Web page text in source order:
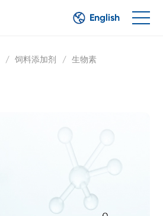
English
/ 饲料添加剂 / 生物素